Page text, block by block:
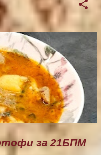
за 21БПМ